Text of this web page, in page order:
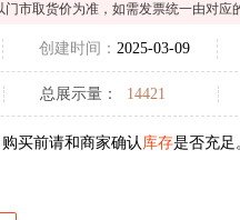
市取货价为准，如需发票统一由对应
创建时间： 2025-03-09
总展示量： 14421
买前请和商家确认 库存是否充足